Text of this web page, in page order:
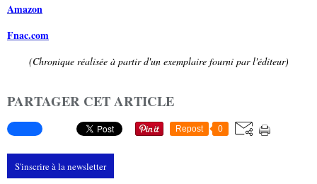
Amazon
Fnac.com
(Chronique réalisée à partir d'un exemplaire fourni par l'éditeur)
PARTAGER CET ARTICLE
Repost 0
S'inscrire à la newsletter